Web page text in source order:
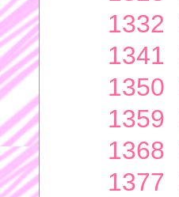
1332
1341
1350
1359
1368
1377